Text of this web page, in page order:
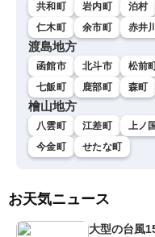
共和町
岩内町 泊村
仁木町
余市町 赤井
渡島地方
函館市 北斗市 松前
七飯町
鹿部町 森町
檜山地方
八雲町 江差町 上ノ
今金町
せたな町
お天気ニュース
大型の台風